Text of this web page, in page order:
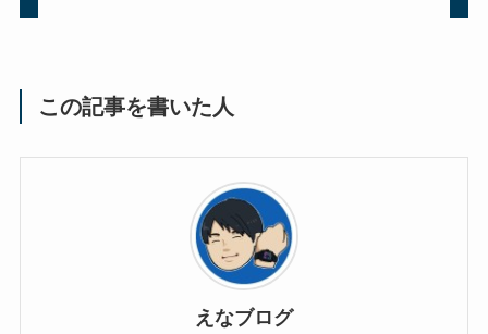
この記事を書いた人
えなブログ